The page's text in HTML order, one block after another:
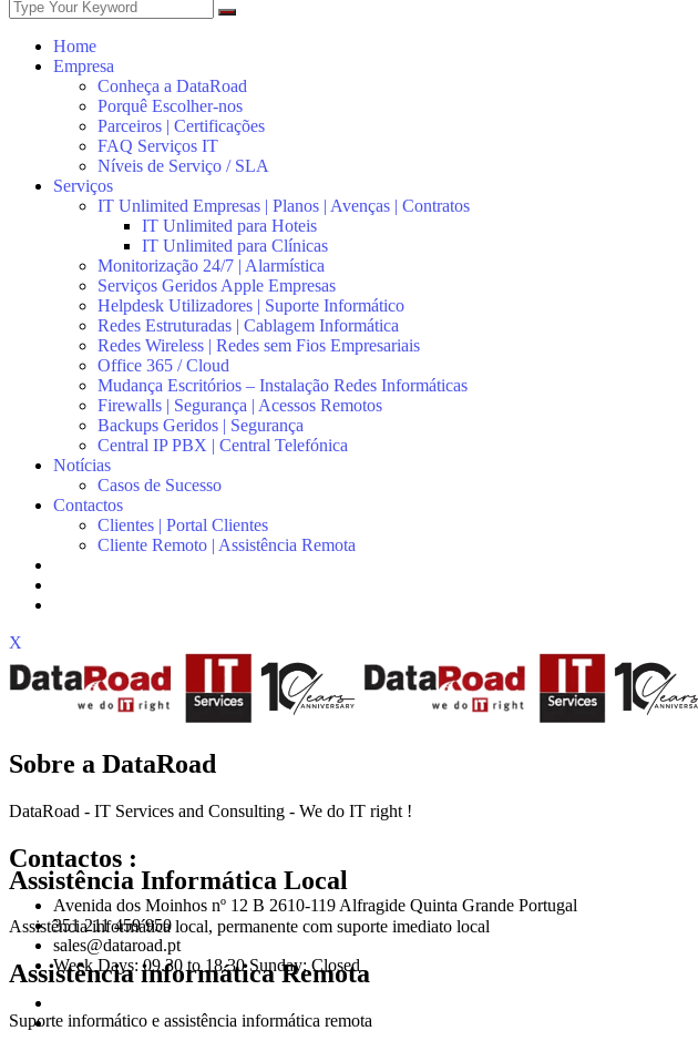
Home
Empresa
Conheça a DataRoad
Porquê Escolher-nos
Parceiros | Certificações
FAQ Serviços IT
Níveis de Serviço / SLA
Serviços
IT Unlimited Empresas | Planos | Avenças | Contratos
IT Unlimited para Hoteis
IT Unlimited para Clínicas
Monitorização 24/7 | Alarmística
Serviços Geridos Apple Empresas
Helpdesk Utilizadores | Suporte Informático
Redes Estruturadas | Cablagem Informática
Redes Wireless | Redes sem Fios Empresariais
Office 365 / Cloud
Mudança Escritórios – Instalação Redes Informáticas
Firewalls | Segurança | Acessos Remotos
Backups Geridos | Segurança
Central IP PBX | Central Telefónica
Notícias
Casos de Sucesso
Contactos
Clientes | Portal Clientes
Cliente Remoto | Assistência Remota
X
Sobre a DataRoad
DataRoad - IT Services and Consulting - We do IT right !
Contactos :
Avenida dos Moinhos nº 12 B 2610-119 Alfragide Quinta Grande Portugal
351 211 459 950
sales@dataroad.pt
Week Days: 09.30 to 18.30 Sunday: Closed
Assistência Informática Local
Assistência informática local, permanente com suporte imediato local
Assistência informática Remota
Suporte informático e assistência informática remota